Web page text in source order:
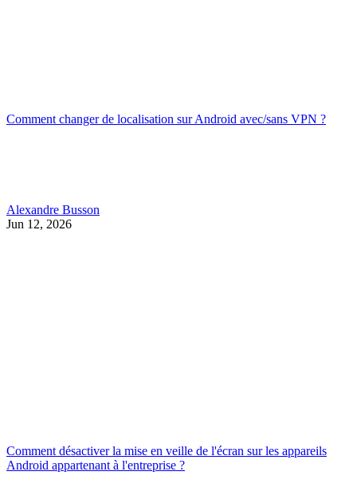
Comment changer de localisation sur Android avec/sans VPN ?
Alexandre Busson
Jun 12, 2026
Comment désactiver la mise en veille de l'écran sur les appareils
Android appartenant à l'entreprise ?